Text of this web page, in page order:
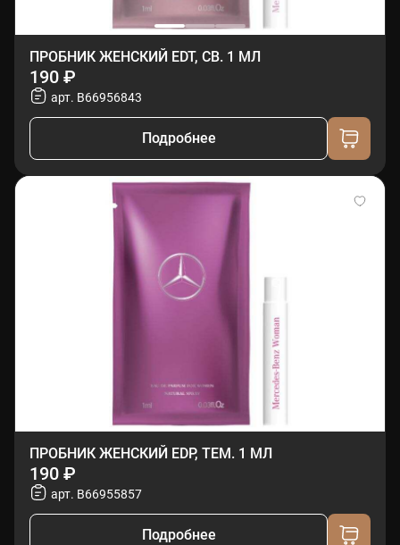
ПРОБНИК ЖЕНСКИЙ EDT, СВ. 1 МЛ
190 ₽
арт. B66956843
Подробнее
ПРОБНИК ЖЕНСКИЙ EDP, ТЕМ. 1 МЛ
190 ₽
арт. B66955857
Подробнее